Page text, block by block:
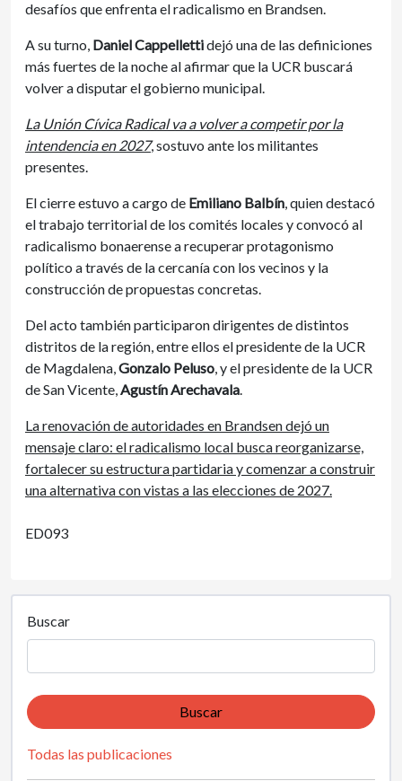
desafíos que enfrenta el radicalismo en Brandsen.
A su turno, Daniel Cappellettidejó una de las definiciones
más fuertes de la noche al afirmar que la UCR buscará
volver a disputar el gobierno municipal.
La Unión Cívica Radical va a volver a competir por la
intendencia en 2027, sostuvo ante los militantes
presentes.
El cierre estuvo a cargo de Emiliano Balbín , quien destacó
el trabajo territorial de los comités locales y convocó al
radicalismo bonaerense a recuperar protagonismo
político a través de la cercanía con los vecinos y la
construcción de propuestas concretas.
Del acto también participaron dirigentes de distintos
distritos de la región, entre ellos el presidente de la UCR
de Magdalena, Gonzalo Peluso , y el presidente de la UCR
de San Vicente, Agustín Arechavala
La renovación de autoridades en Brandsen dejó un
mensaje claro: el radicalismo local busca reorganizarse,
fortalecer su estructura partidaria y comenzar a construir
una alternativa con vistas a las elecciones de 2027.
ED093
Buscar
Buscar
Todas las publicaciones